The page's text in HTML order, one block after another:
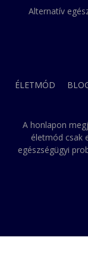
Alternatív
ÉLETMÓD
A honlapon
életmód csak
egészségügyi